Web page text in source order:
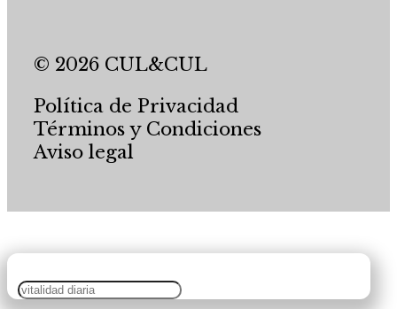
© 2026 CUL&CUL
Política de Privacidad
Términos y Condiciones
Aviso legal